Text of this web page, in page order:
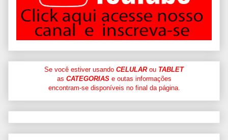
Se você estiver usando CELULARou TABLET
as CATEGORIASe outas informações
encontram-se disponíveis no final da página.